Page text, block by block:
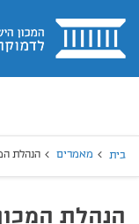
בית
בית מאמרים הנהלת
הנהלת